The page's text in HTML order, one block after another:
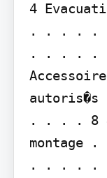
4
. . . . .
. . . . .
. . . . 8
. . . . .